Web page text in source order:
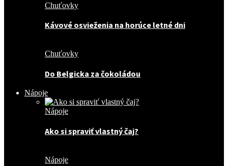
Chuťovky
Kávové osvieženia na horúce letné dni
Chuťovky
Do Belgicka za čokoládou
Nápoje
Nápoje
Ako si spraviť vlastný čaj?
Nápoje